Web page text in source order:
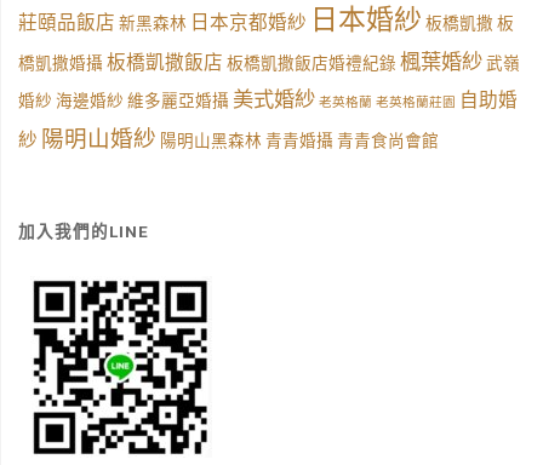
莊頤品飯店 新黑森林 日本京都婚紗 日本婚紗 板橋凱撒 板
橋凱撒婚攝 板橋凱撒飯店 板橋凱撒飯店婚禮紀錄 楓葉婚紗 武嶺
婚紗 海邊婚紗 維多麗亞婚攝 美式婚紗 老英格蘭 老英格蘭莊園 自助婚
紗 陽明山婚紗 陽明山黑森林 青青婚攝 青青食尚會館
加入我們的LINE